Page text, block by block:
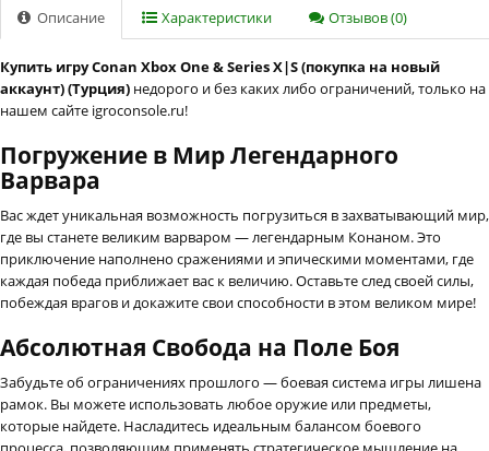
Описание Характеристики Отзывов (0)
Купить игру Conan Xbox One & Series X|S (покупка на новый
аккаунт) (Турция) недорого и без каких либо ограничений, только на
нашем сайте igroconsole.ru!
Погружение в Мир Легендарного
Варвара
Вас ждет уникальная возможность погрузиться в захватывающий мир,
где вы станете великим варваром — легендарным Конаном. Это
приключение наполнено сражениями и эпическими моментами, где
каждая победа приближает вас к величию. Оставьте след своей силы,
побеждая врагов и докажите свои способности в этом великом мире!
Абсолютная Свобода на Поле Боя
Забудьте об ограничениях прошлого — боевая система игры лишена
рамок. Вы можете использовать любое оружие или предметы,
которые найдете. Насладитесь идеальным балансом боевого